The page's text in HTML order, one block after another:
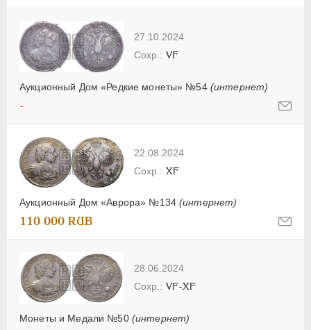
27.10.2024
Аукционный Дом «Редкие монеты» №54 (интернет)
VF
-
22.08.2024
Аукционный Дом «Аврора» №134(интернет)
XF
110 000 RUB
28.06.2024
Монеты и Медали №50 (интернет)
VF-XF